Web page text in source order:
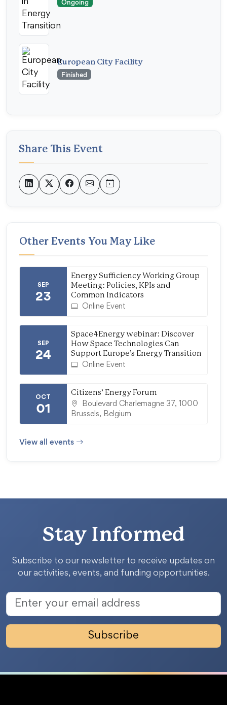
Ongoing
European City Facility
Finished
Share This Event
Other Events You May Like
SEP
23
Energy Sufficiency Working Group
Meeting: Policies, KPIs and
Common Indicators
Online Event
SEP
24
Space4Energy webinar: Discover
How Space Technologies Can
Support Europe’s Energy Transition
Online Event
OCT
01
Citizens’ Energy Forum
Boulevard Charlemagne 37, 1000
Brussels, Belgium
View all events
Stay Informed
Subscribe to our newsletter to receive updates on
our activities, events, and funding opportunities.
Subscribe